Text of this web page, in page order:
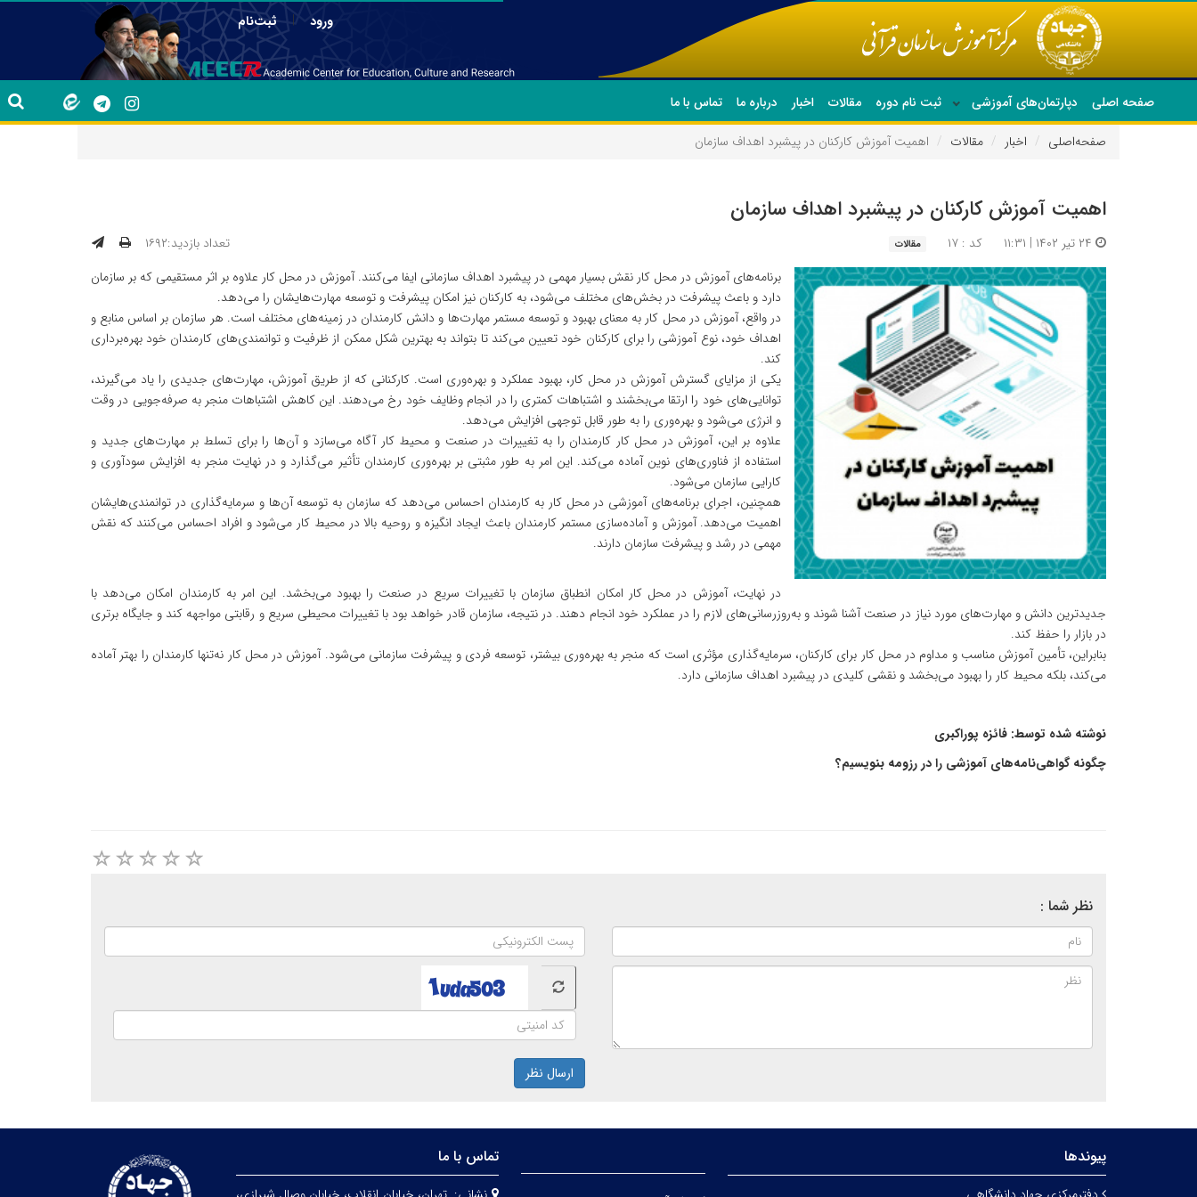
ورود | ثبت‌نام
صفحه اصلی دپارتمان‌های آموزشی ثبت نام دوره مقالات اخبار درباره ما
تماس با ما
صفحه‌اصلی
اخبار مقالات اهمیت آموزش کارکنان در پیشبرد اهداف سازمان
اهمیت آموزش کارکنان در پیشبرد اهداف سازمان
کد : ۱۷ مقالات
تعداد بازدید:۱۶۹۲
برنامه‌های آموزش در محل کار نقش بسیار مهمی در پیشبرد اهداف سازمانی ایفا می‌کنند. آموزش در محل کار علاوه بر اثر مستقیمی که بر سازمان
دارد و باعث پیشرفت در بخش‌های مختلف می‌شود، به کارکنان نیز امکان پیشرفت و توسعه مهارت‌هایشان را می‌دهد.
در واقع، آموزش در محل کار به معنای بهبود و توسعه مستمر مهارت‌ها و دانش کارمندان در زمینه‌های مختلف است. هر سازمان بر اساس منابع و
اهداف خود، نوع آموزشی را برای کارکنان خود تعیین می‌کند تا بتواند به بهترین شکل ممکن از ظرفیت و توانمندی‌های کارمندان خود بهره‌برداری
کند.
یکی از مزایای گسترش آموزش در محل کار، بهبود عملکرد و بهره‌وری است. کارکنانی که از طریق آموزش، مهارت‌های جدیدی را یاد می‌گیرند،
توانایی‌های خود را ارتقا می‌بخشند و اشتباهات کمتری را در انجام وظایف خود رخ می‌دهند. این کاهش اشتباهات منجر به صرفه‌جویی در وقت
و انرژی می‌شود و بهره‌وری را به طور قابل توجهی افزایش می‌دهد.
علاوه بر این، آموزش در محل کار کارمندان را به تغییرات در صنعت و محیط کار آگاه می‌سازد و آن‌ها را برای تسلط بر مهارت‌های جدید و
استفاده از فناوری‌های نوین آماده می‌کند. این امر به طور مثبتی بر بهره‌وری کارمندان تأثیر می‌گذارد و در نهایت منجر به افزایش سودآوری و
کارایی سازمان می‌شود.
همچنین، اجرای برنامه‌های آموزشی در محل کار به کارمندان احساس می‌دهد که سازمان به توسعه آن‌ها و سرمایه‌گذاری در توانمندی‌هایشان
اهمیت می‌دهد. آموزش و آماده‌سازی مستمر کارمندان باعث ایجاد انگیزه و روحیه بالا در محیط کار می‌شود و افراد احساس می‌کنند که نقش
مهمی در رشد و پیشرفت سازمان دارند.
در نهایت، آموزش در محل کار امکان انطباق سازمان با تغییرات سریع در صنعت را بهبود می‌بخشد. این امر به کارمندان امکان می‌دهد با
جدیدترین دانش و مهارت‌های مورد نیاز در صنعت آشنا شوند و به‌روزرسانی‌های لازم را در عملکرد خود انجام دهند. در نتیجه، سازمان قادر خواهد بود با تغییرات محیطی سریع و رقابتی مواجهه کند و جایگاه برتری
در بازار را حفظ کند.
بنابراین، تأمین آموزش مناسب و مداوم در محل کار برای کارکنان، سرمایه‌گذاری مؤثری است که منجر به بهره‌وری بیشتر، توسعه فردی و پیشرفت سازمانی می‌شود. آموزش در محل کار نه‌تنها کارمندان را بهتر آماده
می‌کند، بلکه محیط کار را بهبود می‌بخشد و نقشی کلیدی در پیشبرد اهداف سازمانی دارد.
نوشته شده توسط: فائزه پوراکبری
چگونه گواهی‌نامه‌های آموزشی را در رزومه بنویسیم؟
نظر شما :
ارسال نظر
پیوندها تماس با ما